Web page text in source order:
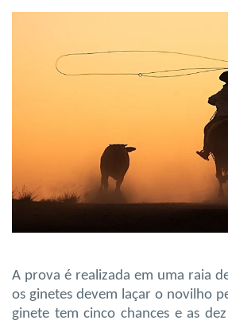
A prova é realizada em uma raia
os ginetes devem laçar o novilho
ginete tem cinco chances e as